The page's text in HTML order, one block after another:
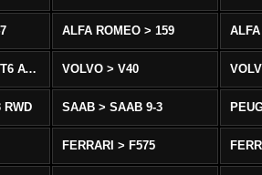
ALFA ROMEO > 159
VOLVO > XC90 T8/T6 AWD VOLVO > V40
RWD SAAB > SAAB 9-3
FERRARI > F575